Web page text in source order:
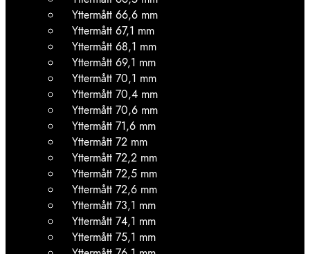
Yttermått 66,6 mm
Yttermått 67,1 mm
Yttermått 68,1 mm
Yttermått 69,1 mm
Yttermått 70,1 mm
Yttermått 70,4 mm
Yttermått 70,6 mm
Yttermått 71,6 mm
Yttermått 72 mm
Yttermått 72,2 mm
Yttermått 72,5 mm
Yttermått 72,6 mm
Yttermått 73,1 mm
Yttermått 74,1 mm
Yttermått 75,1 mm